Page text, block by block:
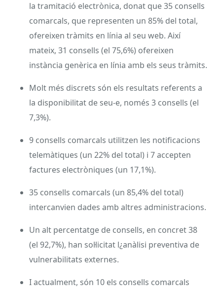
la tramitació electrònica, donat que 35 consells
comarcals, que representen un 85% del total,
ofereixen tràmits en línia al seu web. Així
mateix, 31 consells (el 75,6%) ofereixen
instància genèrica en línia amb els seus tràmits.
Molt més discrets són els resultats referents a
la disponibilitat de seu-e, només 3 consells (el
7,3%).
9 consells comarcals utilitzen les notificacions
telemàtiques (un 22% del total) i 7 accepten
factures electròniques (un 17,1%).
35 consells comarcals (un 85,4% del total)
intercanvien dades amb altres administracions.
Un alt percentatge de consells, en concret 38
(el 92,7%), han sol·licitat l¿anàlisi preventiva de
vulnerabilitats externes.
I actualment, són 10 els consells comarcals